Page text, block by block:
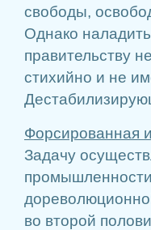
свободы,
Однако
правительству
стихийно и не
Форсированная
Задачу
во второй